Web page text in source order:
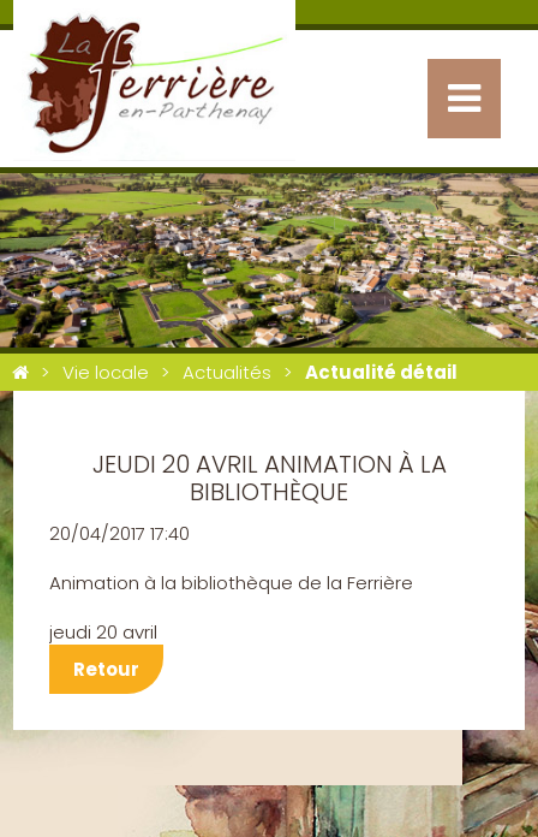
Vie locale Actualités Actualité détail
JEUDI 20 AVRIL ANIMATION À LA
BIBLIOTHÈQUE
20/04/2017 17:40
Animation à la bibliothèque de la Ferrière
jeudi 20 avril
Retour